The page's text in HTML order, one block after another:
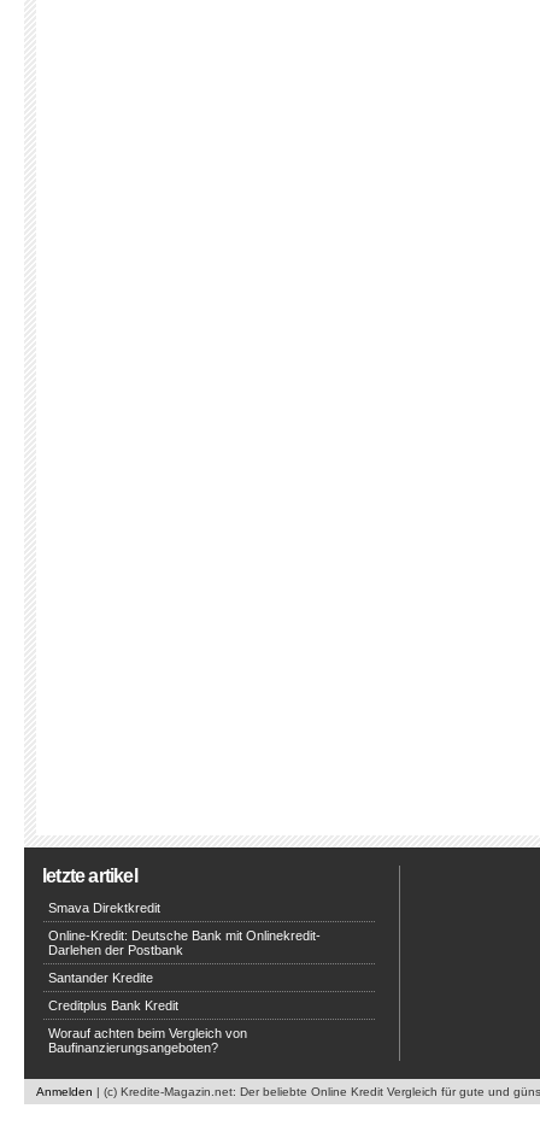
letzte artikel
Smava Direktkredit
Online-Kredit: Deutsche Bank mit Onlinekredit-
Darlehen der Postbank
Santander Kredite
Creditplus Bank Kredit
Worauf achten beim Vergleich von
Baufinanzierungsangeboten?
Anmelden | (c) Kredite-Magazin.net: Der beliebte Online Kredit Vergleich für gute und